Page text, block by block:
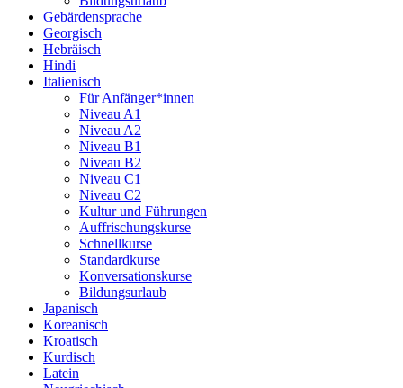
Gebärdensprache
Georgisch
Hebräisch
Hindi
Italienisch
Für Anfänger*innen
Niveau A1
Niveau A2
Niveau B1
Niveau B2
Niveau C1
Niveau C2
Kultur und Führungen
Auffrischungskurse
Schnellkurse
Standardkurse
Konversationskurse
Bildungsurlaub
Japanisch
Koreanisch
Kroatisch
Kurdisch
Latein